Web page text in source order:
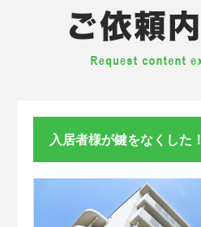
入居者様が鍵をなくした！